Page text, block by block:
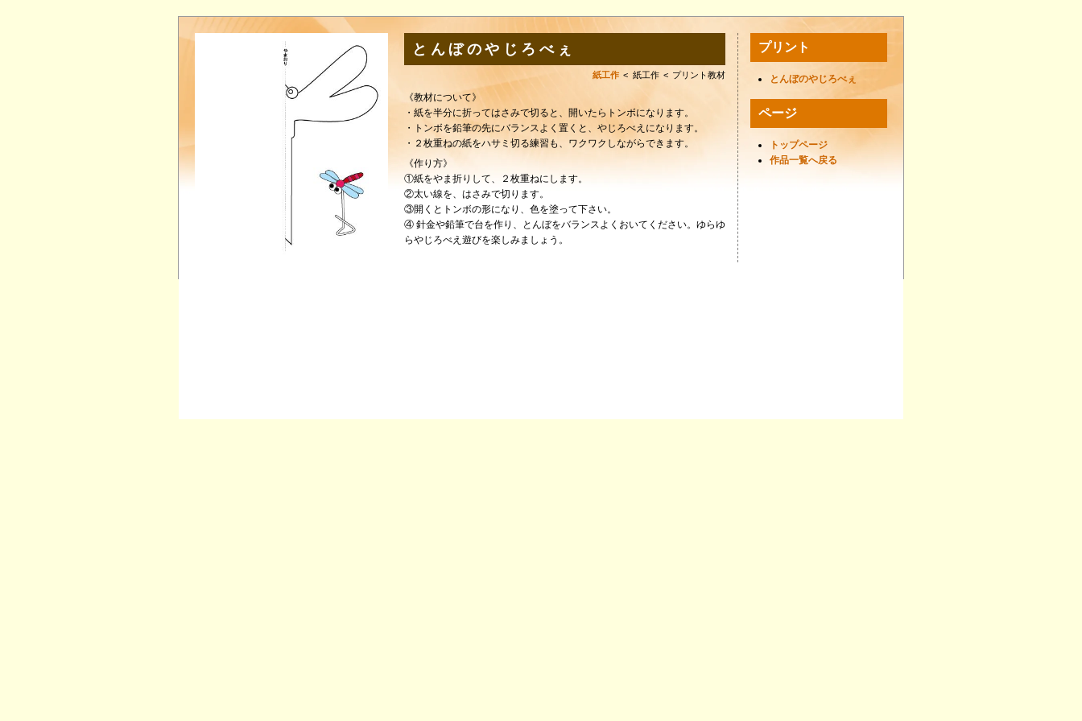
とんぼのやじろべぇ
紙工作 紙工作 プリント教材
《教材について》
・紙を半分に折ってはさみで切ると、開いたらトンボになります。
・トンボを鉛筆の先にバランスよく置くと、やじろべえになります。
・２枚重ねの紙をハサミ切る練習も、ワクワクしながらできます。
《作り方》
①紙をやま折りして、２枚重ねにします。
②太い線を、はさみで切ります。
③開くとトンボの形になり、色を塗って下さい。
④ 針金や鉛筆で台を作り、とんぼをバランスよくおいてください。ゆらゆ
らやじろべえ遊びを楽しみましょう。
プリント
とんぼのやじろべぇ
ページ
トップページ
作品一覧へ戻る